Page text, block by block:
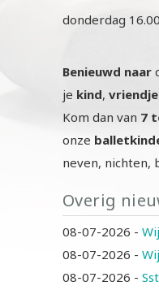
donderdag
Benieuwd naar
je kind, vriendje
Kom dan van 7
onze
neven, nichten,
Overig
08-07-2026 -
08-07-2026 -
08-07-2026 -